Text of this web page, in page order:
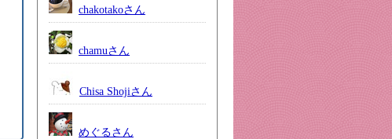
chakotakoさん
chamuさん
Chisa Shojiさん
めぐるさん